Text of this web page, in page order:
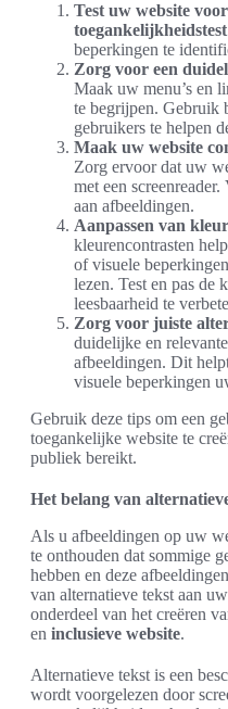
Test uw website
toegankelijkheidstest
beperkingen te
Zorg voor een
Maak uw menu’s en
te begrijpen. Gebruik
gebruikers te helpen
Maak uw website
Zorg ervoor dat uw
met een
aan afbeeldingen.
Aanpassen van
kleurencontrasten
of visuele
lezen. Test en pas de
leesbaarheid te
Zorg voor juiste
duidelijke en
afbeeldingen. Dit
visuele beperkingen
Gebruik deze tips om een
toegankelijke website te
publiek bereikt.
Het belang van
Als u afbeeldingen op uw
te onthouden dat sommige
hebben en deze
van alternatieve tekst aan
onderdeel van het creëren
en inclusieve website.
Alternatieve tekst is een
wordt voorgelezen door